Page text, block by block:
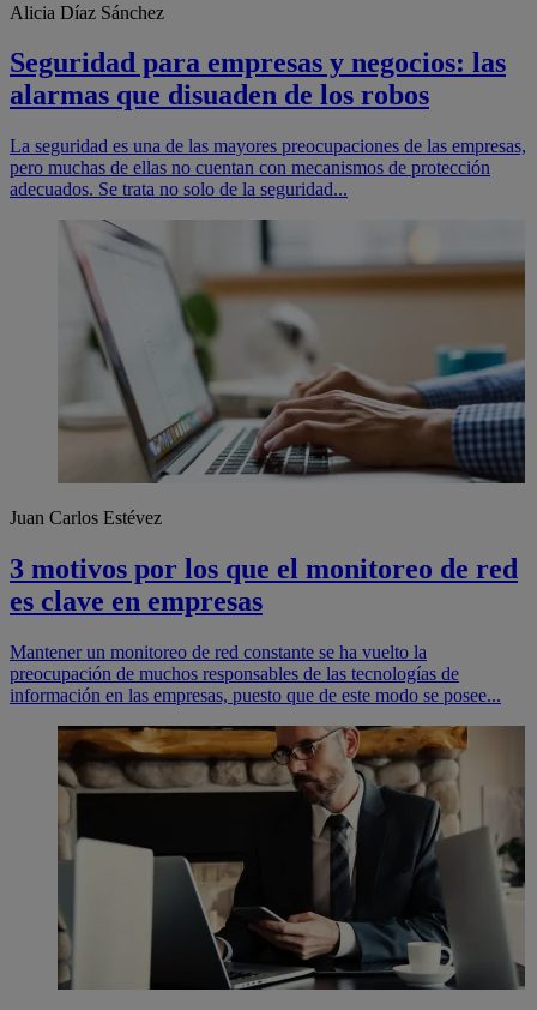
Alicia Díaz Sánchez
Seguridad para empresas y negocios: las
alarmas que disuaden de los robos
La seguridad es una de las mayores preocupaciones de las empresas,
pero muchas de ellas no cuentan con mecanismos de protección
adecuados. Se trata no solo de la seguridad...
Juan Carlos Estévez
3 motivos por los que el monitoreo de red
es clave en empresas
Mantener un monitoreo de red constante se ha vuelto la
preocupación de muchos responsables de las tecnologías de
información en las empresas, puesto que de este modo se posee...